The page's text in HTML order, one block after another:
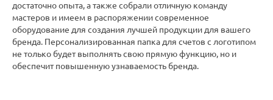
достаточно опыта, а также собрали отличную команду
мастеров и имеем в распоряжении современное
оборудование для создания лучшей продукции для вашего
бренда. Персонализированная папка для счетов с логотипом
не только будет выполнять свою прямую функцию, но и
обеспечит повышенную узнаваемость бренда.